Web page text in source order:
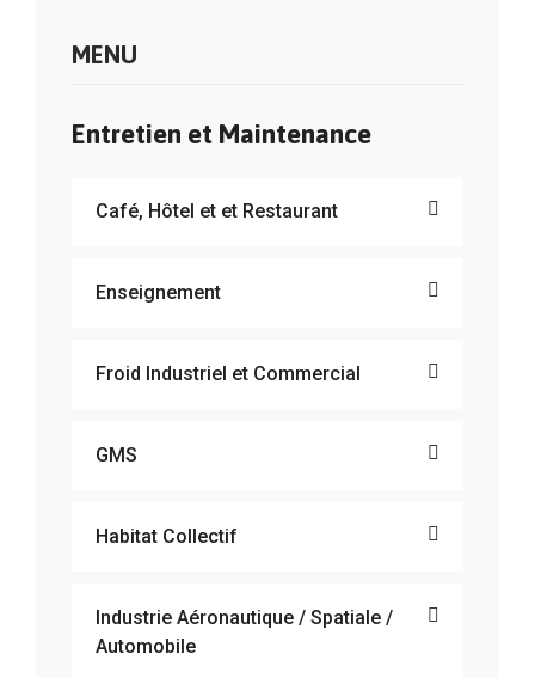
MENU
Entretien et Maintenance
Café, Hôtel et et Restaurant
Enseignement
Froid Industriel et Commercial
GMS
Habitat Collectif
Industrie Aéronautique / Spatiale /
Automobile